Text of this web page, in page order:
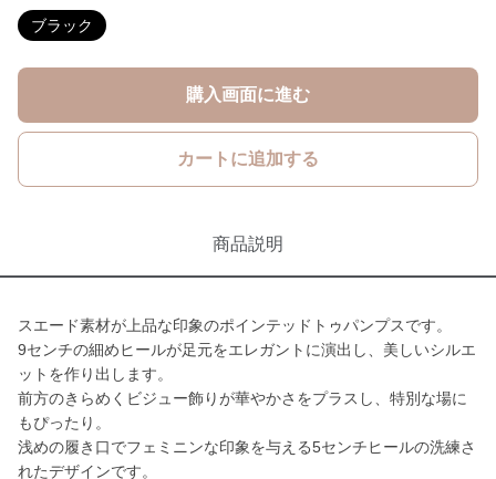
ブラック
購入画面に進む
カートに追加する
商品説明
スエード素材が上品な印象のポインテッドトゥパンプスです。
9センチの細めヒールが足元をエレガントに演出し、美しいシルエ
ットを作り出します。
前方のきらめくビジュー飾りが華やかさをプラスし、特別な場に
もぴったり。
浅めの履き口でフェミニンな印象を与える5センチヒールの洗練さ
れたデザインです。